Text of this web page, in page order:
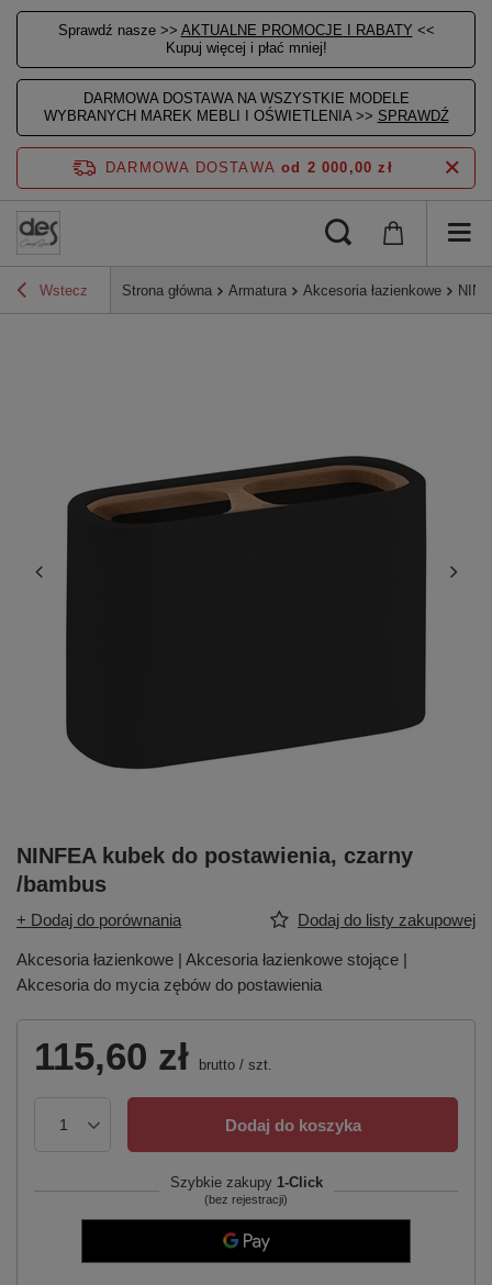
Sprawdź nasze >> AKTUALNE PROMOCJE I RABATY <<
Kupuj więcej i płać mniej!
DARMOWA DOSTAWA NA WSZYSTKIE MODELE
WYBRANYCH MAREK MEBLI I OŚWIETLENIA >> SPRAWDŹ
DARMOWA DOSTAWA od 2 000,00 zł
Wstecz Strona główna Armatura Akcesoria łazienkowe
NINFEA kubek do postawienia, czarny
/bambus
+ Dodaj do porównania Dodaj do listy zakupowej
Akcesoria łazienkowe | Akcesoria łazienkowe stojące |
Akcesoria do mycia zębów do postawienia
115,60 zł brutto / szt.
Dodaj do koszyka
Szybkie zakupy 1-Click
(bez rejestracji)